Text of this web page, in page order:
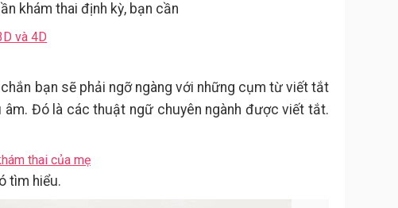
khám thai định kỳ, bạn cần
và 4D
bạn sẽ phải ngỡ ngàng với những cụm từ viết tắt
Đó là các thuật ngữ chuyên ngành được viết tắt.
thai của mẹ
tìm hiểu.